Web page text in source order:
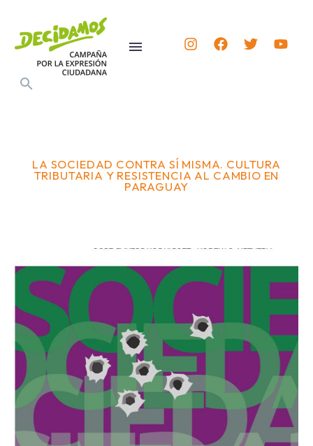
LA SOCIEDAD CONTRA SÍ MISMA. CULTURA
TRIBUTARIA Y RESISTENCIA AL CAMBIO EN
PARAGUAY